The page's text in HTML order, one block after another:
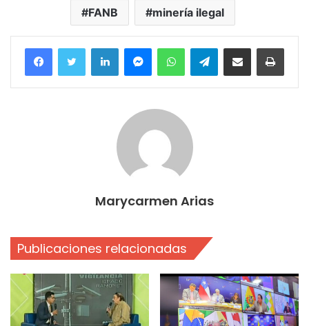
FANB minería ilegal
FacebookTwitter LinkedInMessengerWhatsAppTelegramCompartir por correo electrónico
Marycarmen Arias
Publicaciones relacionadas